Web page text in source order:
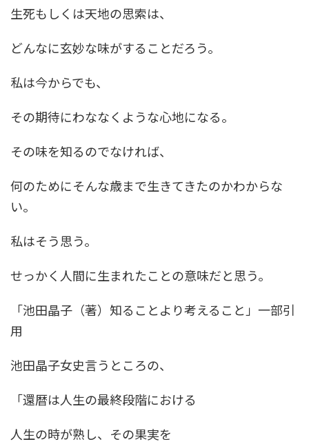
生死もしくは天地の思索は、
どんなに玄妙な味がすることだろう。
私は今からでも、
その期待にわななくような心地になる。
その味を知るのでなければ、
何のためにそんな歳まで生きてきたのかわからな
い。
私はそう思う。
せっかく人間に生まれたことの意味だと思う。
「池田晶子（著）知ることより考えること」一部引
用
池田晶子女史言うところの、
「還暦は人生の最終段階における
人生の時が熟し、その果実を